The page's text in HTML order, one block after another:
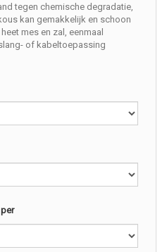
tegen chemische degradatie,
kan gemakkelijk en schoon
mes en zal, eenmaal
of kabeltoepassing